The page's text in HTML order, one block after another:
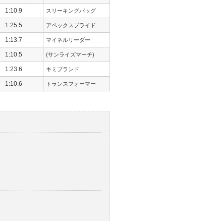
1:10.9 スリーキングバッグ
1:25.5 アペックスプライド
1:13.7 マイネルリーダー
1:10.5 (サンライズマーチ)
1:23.6 キミブランド
1:10.6 トランスフォーマー